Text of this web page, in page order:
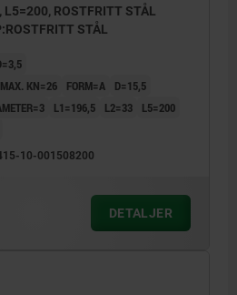
L5=200, ROSTFRITT STÅL
STÅL
KN=26
FORM=A
D=15,5
L1=196,5 L2=33
L5=200
10-001508200
DETALJER